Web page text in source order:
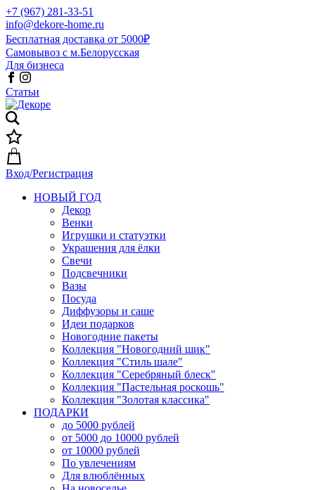
+7 (967) 281-33-51
info@dekore-home.ru
Бесплатная доставка от 5000₽
Самовывоз с м.Белорусская
Для бизнеса
Статьи
Вход/Регистрация
НОВЫЙ ГОД
Декор
Венки
Игрушки и статуэтки
Украшения для ёлки
Свечи
Подсвечники
Вазы
Посуда
Диффузоры и саше
Идеи подарков
Новогодние пакеты
Коллекция "Новогодний шик"
Коллекция "Стиль шале"
Коллекция "Серебряный блеск"
Коллекция "Пастельная роскошь"
Коллекция "Золотая классика"
ПОДАРКИ
до 5000 рублей
от 5000 до 10000 рублей
от 10000 рублей
По увлечениям
Для влюблённых